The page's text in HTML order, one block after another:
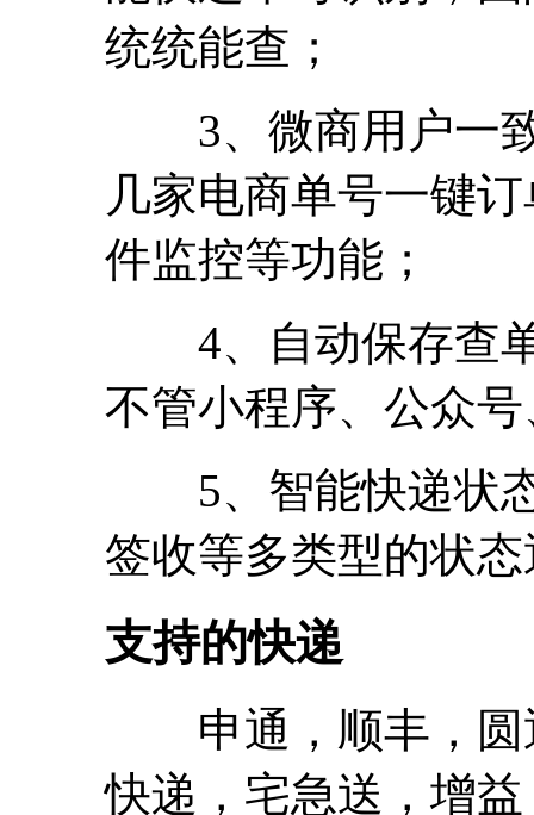
统统能查；
3、微商用户一致
几家电商单号一键
件监控等功能；
4、自动保存查单
不管小程序、公众
5、智能快递状态
签收等多类型的状
支持的快递
申通，顺丰，圆
快递，宅急送，增